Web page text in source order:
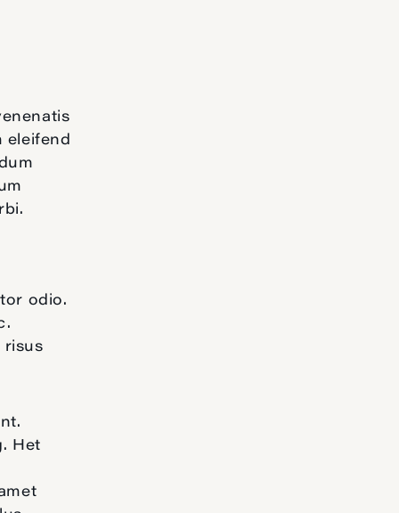
eleifend
odio.
risus
Het